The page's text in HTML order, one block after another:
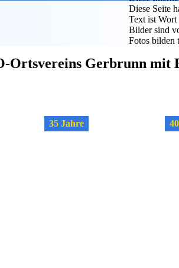
Diese Seite
Text ist Wort
Bilder sind
Fotos bilden
Ortsvereins Gerbrunn mit
35 Jahre